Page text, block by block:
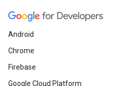
Android
Chrome
Firebase
Google Cloud Platform